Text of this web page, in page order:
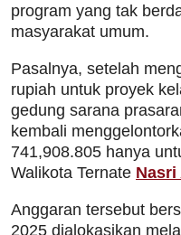
program yang tak
masyarakat umum.
Pasalnya, setelah
rupiah untuk proyek
gedung sarana
kembali
741,908.805 hanya
Walikota Ternate Nasri
Anggaran tersebut
2025 dialokasikan